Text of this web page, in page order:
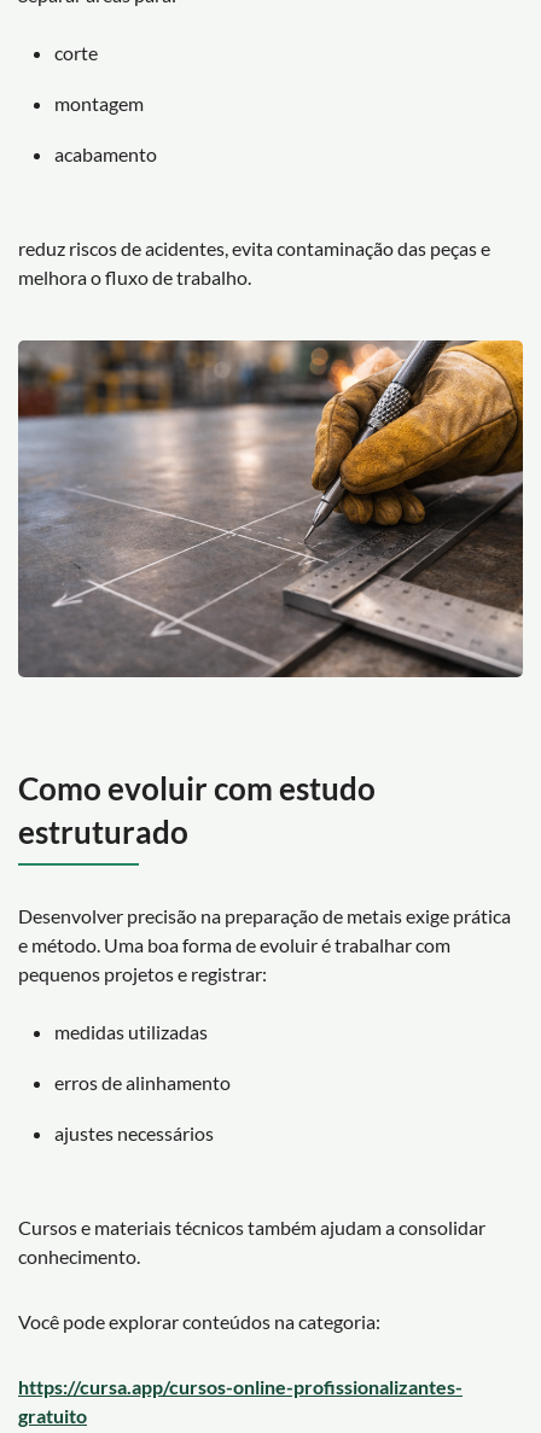
corte
montagem
acabamento
reduz riscos de acidentes, evita contaminação das peças e
melhora o fluxo de trabalho.
Como evoluir com estudo
estruturado
Desenvolver precisão na preparação de metais exige prática
e método. Uma boa forma de evoluir é trabalhar com
pequenos projetos e registrar:
medidas utilizadas
erros de alinhamento
ajustes necessários
Cursos e materiais técnicos também ajudam a consolidar
conhecimento.
Você pode explorar conteúdos na categoria:
https://cursa.app/cursos-online-profissionalizantes-
gratuito